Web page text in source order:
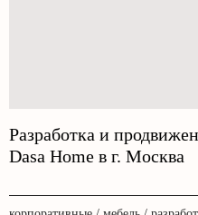
Разработка и
Dasa Home в г. Москва